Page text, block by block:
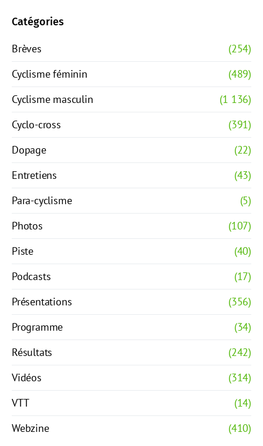
Catégories
Brèves
(254)
Cyclisme féminin
(489)
Cyclisme masculin
(1 136)
Cyclo-cross
(391)
Dopage
(22)
Entretiens
(43)
Para-cyclisme
(5)
Photos
(107)
Piste
(40)
Podcasts
(17)
Présentations
(356)
Programme
(34)
Résultats
(242)
Vidéos
(314)
VTT
(14)
Webzine
(410)